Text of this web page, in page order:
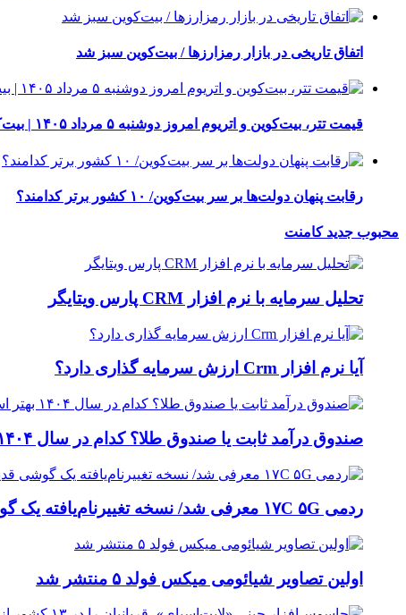
اتفاق تاریخی در بازار رمزارزها / بیت‌کوین سبز شد
قیمت تتر، بیت‌کوین و اتریوم امروز دوشنبه ۵ مرداد ۱۴۰۵ | بیت‌کوین این مرز را از دست بدهد، همه‌چیز تغییر می‌کند
رقابت پنهان دولت‌ها بر سر بیت‌کوین/ ۱۰ کشور برتر کدامند؟
محبوب جدیدکامنت
تحلیل سرمایه با نرم افزار CRM پارس ویتایگر
آیا نرم افزار Crm ارزش سرمایه گذاری دارد؟
صندوق درآمد ثابت یا صندوق طلا؟ کدام در سال ۱۴۰۴ بهتر است؟
ردمی ۱۷C ۵G معرفی شد/ نسخه تغییرنام‌یافته یک گوشی قدیمی‌تر شیائومی
اولین تصاویر شیائومی میکس فولد ۵ منتشر شد